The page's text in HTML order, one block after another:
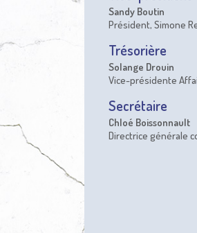
Sandy Boutin
Président, Simone
Trésorière
Solange Drouin
Vice-présidente
Secrétaire
Chloé Boissonnault
Directrice générale